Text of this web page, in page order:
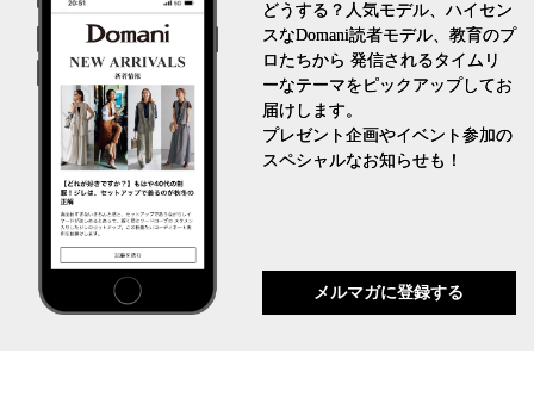
どうする？人気モデル、ハイセン
スなDomani読者モデル、教育のプ
ロたちから 発信されるタイムリ
ーなテーマをピックアップしてお
届けします。
プレゼント企画やイベント参加の
スペシャルなお知らせも！
メルマガに登録する